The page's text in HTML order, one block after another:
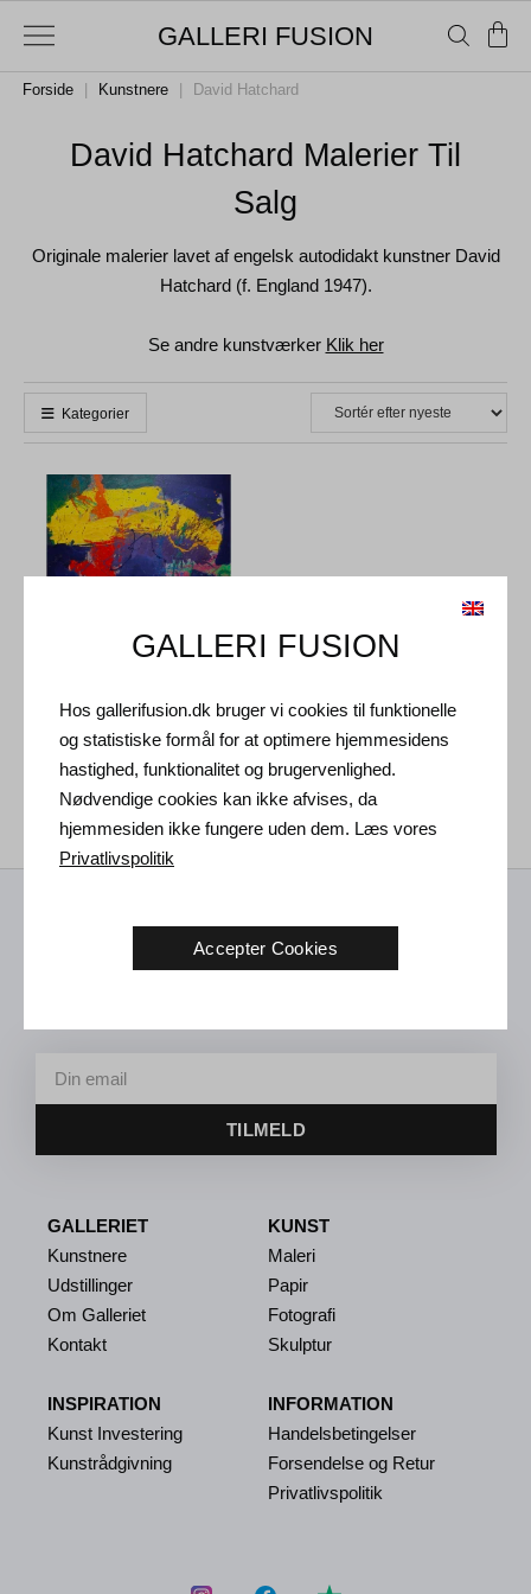
GALLERI FUSION
Forside Kunstnere David Hatchard
David Hatchard Malerier Til
Salg
Originale malerier lavet af engelsk autodidakt kunstner David
Hatchard (f. England 1947).
Se andre kunstværker Klik her
Kategorier
David Hatchard. Devil-
Dancers, 1987.
21.500DKK
Modtag nyheder fra os
TILMELD
GALLERIET
Kunstnere
Udstillinger
Om Galleriet
Kontakt
INSPIRATION
Kunst Investering
Kunstrådgivning
KUNST
Maleri
Papir
Fotografi
Skulptur
INFORMATION
Handelsbetingelser
Forsendelse og Retur
Privatlivspolitik
GALLERI FUSION
Hos gallerifusion.dk bruger vi cookies til funktionelle
og statistiske formål for at optimere hjemmesidens
hastighed, funktionalitet og brugervenlighed.
Nødvendige cookies kan ikke afvises, da
hjemmesiden ikke fungere uden dem. Læs vores
Privatlivspolitik
Accepter Cookies